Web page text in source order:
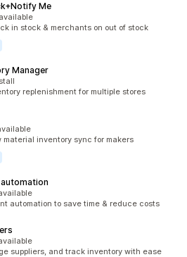
Me
56
in stock & merchants on out of stock
Manager
114
replenishment for multiple stores
19
material inventory sync for makers
197
automation to save time & reduce costs
46
suppliers, and track inventory with ease